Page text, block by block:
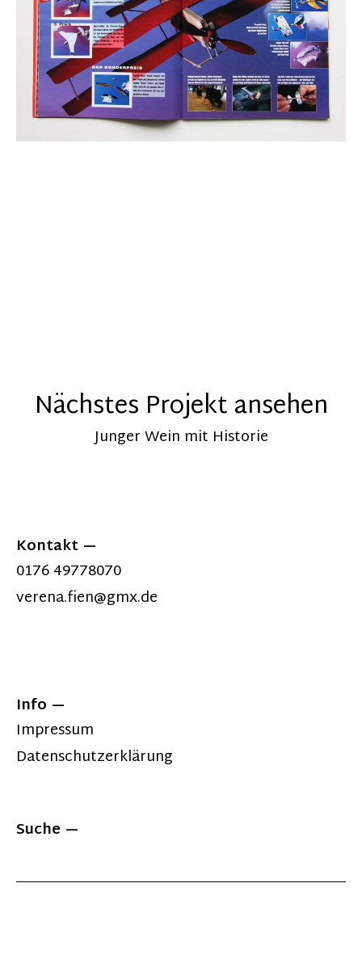
Nächstes Projekt ansehen
Junger Wein mit Historie
Kontakt
0176 49778070
verena.fien@gmx.de
Info
Impressum
Datenschutzerklärung
Suche